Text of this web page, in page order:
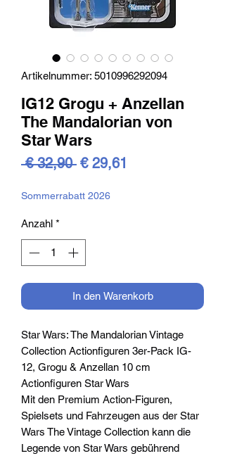
Artikelnummer: 5010996292094
IG12 Grogu + Anzellan
The Mandalorian von
Star Wars
€ 32,90 Standardpreis
€ 29,61
Sommerrabatt 2026
Anzahl *
In den Warenkorb
Star Wars: The Mandalorian Vintage
Collection Actionfiguren 3er-Pack IG-
12, Grogu & Anzellan 10 cm
Actionfiguren Star Wars
Mit den Premium Action-Figuren,
Spielsets und Fahrzeugen aus der Star
Wars The Vintage Collection kann die
Legende von Star Wars gebührend